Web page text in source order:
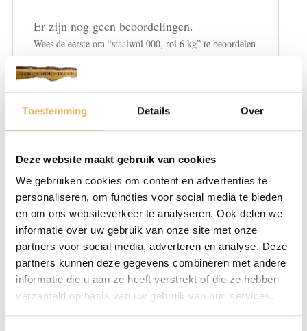
Toestemming Details Over
Deze website maakt gebruik van cookies
We gebruiken cookies om content en advertenties te
personaliseren, om functies voor social media te bieden
en om ons websiteverkeer te analyseren. Ook delen we
informatie over uw gebruik van onze site met onze
partners voor social media, adverteren en analyse. Deze
partners kunnen deze gegevens combineren met andere
informatie die u aan ze heeft verstrekt of die ze hebben
verzameld op basis van uw gebruik van hun services.
Er zijn nog geen beoordelingen.
Wees de eerste om “staalwol 000, rol 6 kg” te beoordelen
Vereiste velden zijn gemarkeerd met
Je waardering